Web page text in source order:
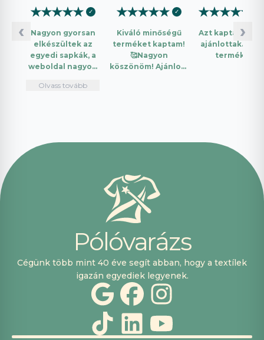
‹
★★★★★ ✓
Nagyon gyorsan
elkészültek az
egyedi sapkák, a
weboldal nagyon
használni.
fogok innen
Olvass tovább
★★★★★ ✓
Kiváló minőségű
terméket kaptam!
🥰Nagyon
köszönöm! Ajánlom
★★★★★
Azt kaptam amit
ajánlottak. Jó a
termék.
›
Pólóvarázs
Cégünk több mint 40 éve segít abban, hogy a textílek
igazán egyediek legyenek.